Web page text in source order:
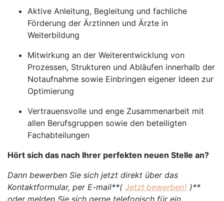
Aktive Anleitung, Begleitung und fachliche
Förderung der Ärztinnen und Ärzte in
Weiterbildung
Mitwirkung an der Weiterentwicklung von
Prozessen, Strukturen und Abläufen innerhalb der
Notaufnahme sowie Einbringen eigener Ideen zur
Optimierung
Vertrauensvolle und enge Zusammenarbeit mit
allen Berufsgruppen sowie den beteiligten
Fachabteilungen
Hört sich das nach Ihrer perfekten neuen Stelle an?
Dann bewerben Sie sich jetzt direkt über das
Kontaktformular, per E-mail**( Jetzt bewerben! )**
oder melden Sie sich gerne telefonisch für ein